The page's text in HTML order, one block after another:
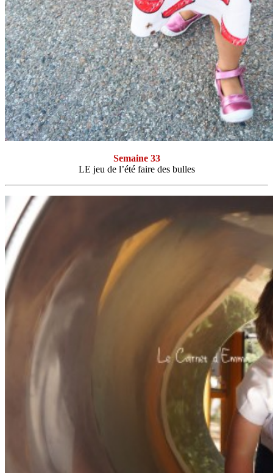
Semaine 33
LE jeu de l’été faire des bulles